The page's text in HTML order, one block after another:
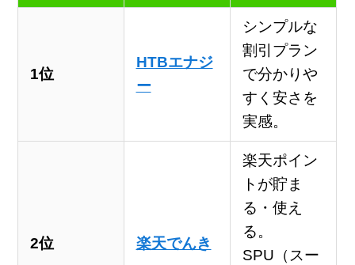
1位
HTBエナジ
ー
シンプルな
割引プラン
で分かりや
すく安さを
実感。
2位 楽天でんき
楽天ポイン
トが貯ま
る・使え
る。
SPU（スー